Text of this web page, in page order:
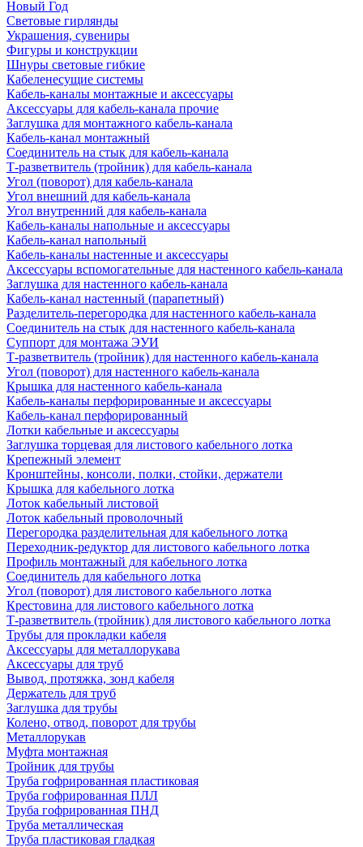
Новый Год
Световые гирлянды
Украшения, сувениры
Фигуры и конструкции
Шнуры световые гибкие
Кабеленесущие системы
Кабель-каналы монтажные и аксессуары
Аксессуары для кабель-канала прочие
Заглушка для монтажного кабель-канала
Кабель-канал монтажный
Соединитель на стык для кабель-канала
Т-разветвитель (тройник) для кабель-канала
Угол (поворот) для кабель-канала
Угол внешний для кабель-канала
Угол внутренний для кабель-канала
Кабель-каналы напольные и аксессуары
Кабель-канал напольный
Кабель-каналы настенные и аксессуары
Аксессуары вспомогательные для настенного кабель-канала
Заглушка для настенного кабель-канала
Кабель-канал настенный (парапетный)
Разделитель-перегородка для настенного кабель-канала
Соединитель на стык для настенного кабель-канала
Суппорт для монтажа ЭУИ
Т-разветвитель (тройник) для настенного кабель-канала
Угол (поворот) для настенного кабель-канала
Крышка для настенного кабель-канала
Кабель-каналы перфорированные и аксессуары
Кабель-канал перфорированный
Лотки кабельные и аксессуары
Заглушка торцевая для листового кабельного лотка
Крепежный элемент
Кронштейны, консоли, полки, стойки, держатели
Крышка для кабельного лотка
Лоток кабельный листовой
Лоток кабельный проволочный
Перегородка разделительная для кабельного лотка
Переходник-редуктор для листового кабельного лотка
Профиль монтажный для кабельного лотка
Соединитель для кабельного лотка
Угол (поворот) для листового кабельного лотка
Крестовина для листового кабельного лотка
Т-разветвитель (тройник) для листового кабельного лотка
Трубы для прокладки кабеля
Аксессуары для металлорукава
Аксессуары для труб
Вывод, протяжка, зонд кабеля
Держатель для труб
Заглушка для трубы
Колено, отвод, поворот для трубы
Металлорукав
Муфта монтажная
Тройник для трубы
Труба гофрированная пластиковая
Труба гофрированная ПЛЛ
Труба гофрированная ПНД
Труба металлическая
Труба пластиковая гладкая